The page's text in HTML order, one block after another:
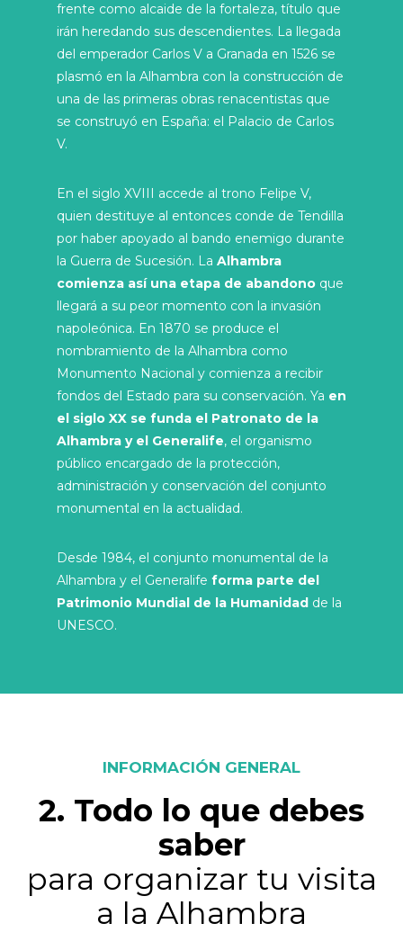
frente como alcaide de la fortaleza, título que
irán heredando sus descendientes. La llegada
del emperador Carlos V a Granada en 1526 se
plasmó en la Alhambra con la construcción de
una de las primeras obras renacentistas que
se construyó en España: el Palacio de Carlos
V.
En el siglo XVIII accede al trono Felipe V,
quien destituye al entonces conde de Tendilla
por haber apoyado al bando enemigo durante
la Guerra de Sucesión. La Alhambra
comienza así una etapa de abandonoque
llegará a su peor momento con la invasión
napoleónica. En 1870 se produce el
nombramiento de la Alhambra como
Monumento Nacional y comienza a recibir
fondos del Estado para su conservación. Ya en
el siglo XX se funda el Patronato de la
Alhambra y el Generalife, el organismo
público encargado de la protección,
administración y conservación del conjunto
monumental en la actualidad.
Desde 1984, el conjunto monumental de la
Alhambra y el Generalife forma parte del
Patrimonio Mundial de la Humanidadde la
UNESCO.
INFORMACIÓN GENERAL
2. Todo lo que debes
saber
para organizar tu visita
a la Alhambra